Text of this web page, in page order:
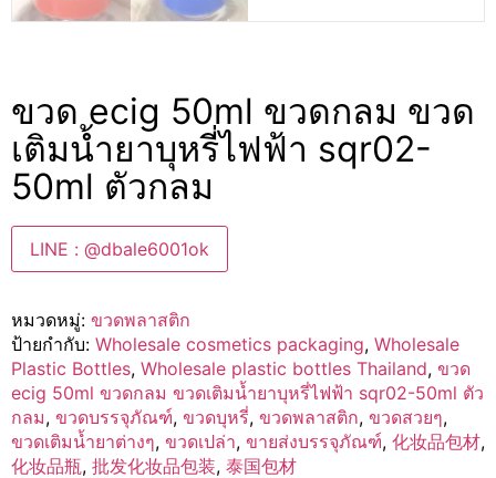
ขวด ecig 50ml ขวดกลม ขวด
เติมน้ำยาบุหรี่ไฟฟ้า sqr02-
50ml ตัวกลม
LINE : @dbale6001ok
หมวดหมู่: ขวดพลาสติก
ป้ายกำกับ: Wholesale cosmetics packaging, Wholesale
Plastic Bottles, Wholesale plastic bottles Thailand, ขวด
ecig 50ml ขวดกลม ขวดเติมน้ำยาบุหรี่ไฟฟ้า sqr02-50ml ตัว
กลม, ขวดบรรจุภัณฑ์, ขวดบุหรี่, ขวดพลาสติก, ขวดสวยๆ,
ขวดเติมน้ำยาต่างๆ, ขวดเปล่า, ขายส่งบรรจุภัณฑ์, 化妆品包材,
化妆品瓶, 批发化妆品包装, 泰国包材